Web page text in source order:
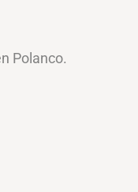
Polanco.